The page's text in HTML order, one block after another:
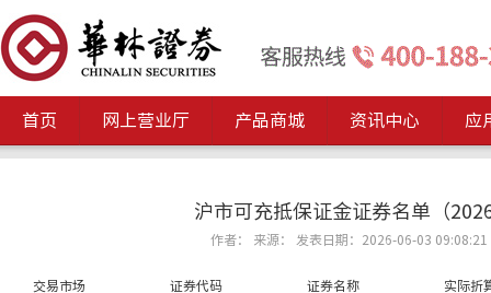
首页 网上营业厅 产品商城 资讯中心 应
沪市可充抵保证金证券名单（
作者： 来源： 发表日期：2026-06-03 09:08:21
交易市场 证券代码 证券名称
实际折